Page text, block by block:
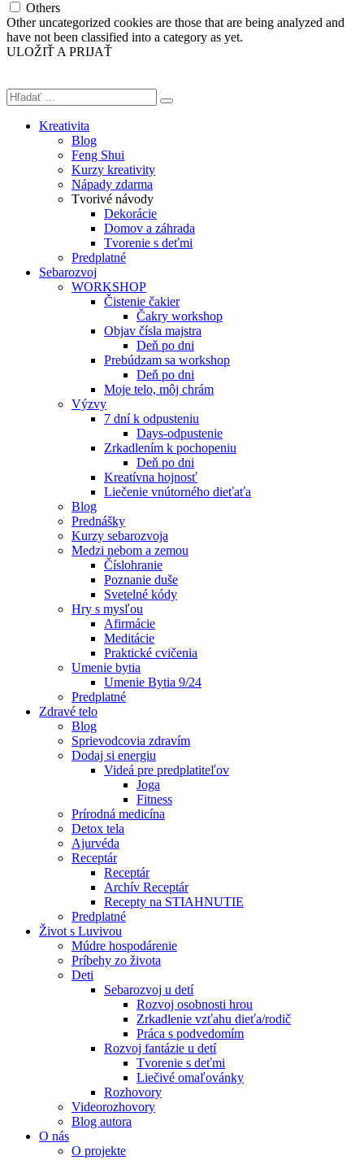
Others
Other uncategorized cookies are those that are being analyzed and
have not been classified into a category as yet.
ULOŽIŤ A PRIJAŤ
Kreativita
Blog
Feng Shui
Kurzy kreativity
Nápady zdarma
Tvorivé návody
Dekorácie
Domov a záhrada
Tvorenie s deťmi
Predplatné
Sebarozvoj
WORKSHOP
Čistenie čakier
Čakry workshop
Objav čísla majstra
Deň po dni
Prebúdzam sa workshop
Deň po dni
Moje telo, môj chrám
Výzvy
7 dní k odpusteniu
Days-odpustenie
Zrkadlením k pochopeniu
Deň po dni
Kreatívna hojnosť
Liečenie vnútorného dieťaťa
Blog
Prednášky
Kurzy sebarozvoja
Medzi nebom a zemou
Číslohranie
Poznanie duše
Svetelné kódy
Hry s mysľou
Afirmácie
Meditácie
Praktické cvičenia
Umenie bytia
Umenie Bytia 9/24
Predplatné
Zdravé telo
Blog
Sprievodcovia zdravím
Dodaj si energiu
Videá pre predplatiteľov
Joga
Fitness
Prírodná medicína
Detox tela
Ajurvéda
Receptár
Receptár
Archív Receptár
Recepty na STIAHNUTIE
Predplatné
Život s Luvivou
Múdre hospodárenie
Príbehy zo života
Deti
Sebarozvoj u detí
Rozvoj osobnosti hrou
Zrkadlenie vzťahu dieťa/rodič
Práca s podvedomím
Rozvoj fantázie u detí
Tvorenie s deťmi
Liečivé omaľovánky
Rozhovory
Videorozhovory
Blog autora
O nás
O projekte